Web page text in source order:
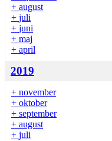
+ august
+ juli
+ juni
+ maj
+ april
2019
+ november
+ oktober
+ september
+ august
+ juli